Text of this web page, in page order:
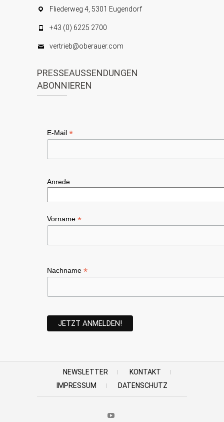
Fliederweg 4, 5301 Eugendorf
+43 (0) 6225 2700
vertrieb@oberauer.com
PRESSEAUSSENDUNGEN
ABONNIEREN
E-Mail *
Anrede
Vorname *
Nachname *
NEWSLETTER
KONTAKT
IMPRESSUM
DATENSCHUTZ
Youtube